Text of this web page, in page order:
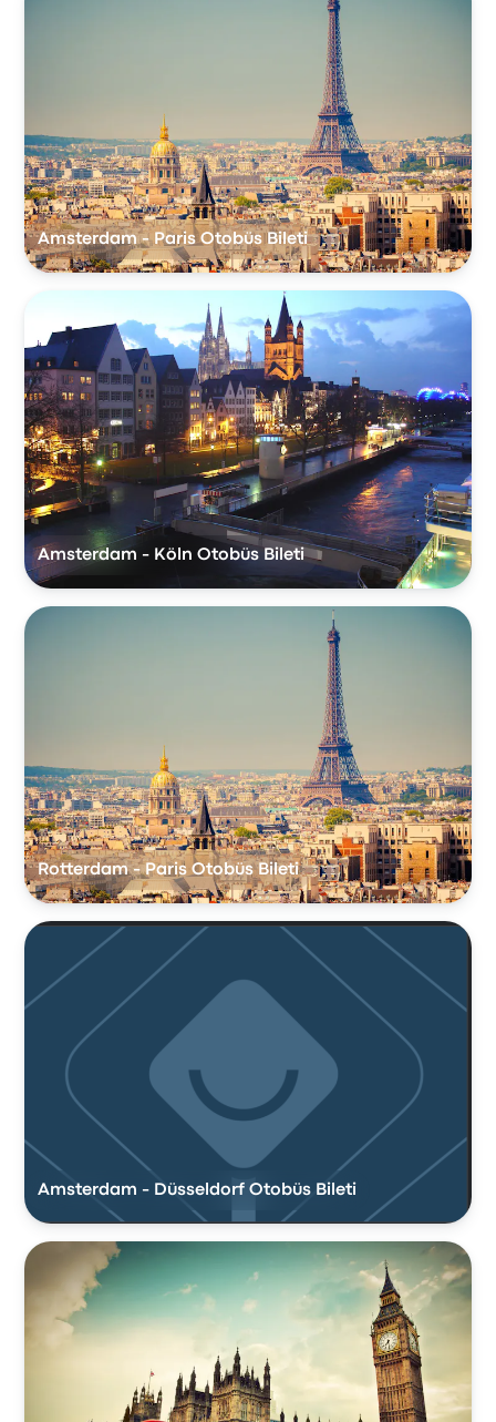
Amsterdam - Paris Otobüs Bileti
Amsterdam - Köln Otobüs Bileti
Rotterdam - Paris Otobüs Bileti
Amsterdam - Düsseldorf Otobüs Bileti